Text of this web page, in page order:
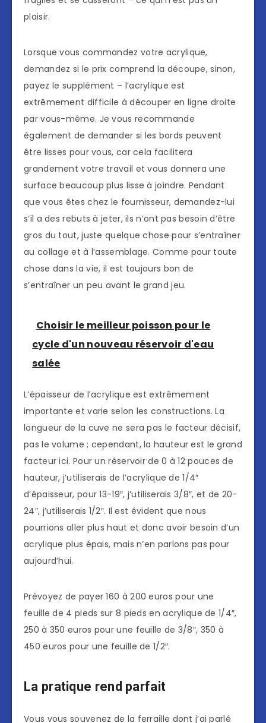
plaisir.
Lorsque vous commandez votre acrylique,
demandez si le prix comprend la découpe, sinon,
payez le supplément – l’acrylique est
extrêmement difficile à découper en ligne droite
par vous-même. Je vous recommande
également de demander si les bords peuvent
être lisses pour vous, car cela facilitera
grandement votre travail et vous donnera une
surface beaucoup plus lisse à joindre. Pendant
que vous êtes chez le fournisseur, demandez-lui
s’il a des rebuts à jeter, ils n’ont pas besoin d’être
gros du tout, juste quelque chose pour s’entraîner
au collage et à l’assemblage. Comme pour toute
chose dans la vie, il est toujours bon de
s’entraîner un peu avant le grand jeu.
Choisir le meilleur poisson pour le
cycle d'un nouveau réservoir d'eau
salée
L’épaisseur de l’acrylique est extrêmement
importante et varie selon les constructions. La
longueur de la cuve ne sera pas le facteur décisif,
pas le volume ; cependant, la hauteur est le grand
facteur ici. Pour un réservoir de 0 à 12 pouces de
hauteur, j’utiliserais de l’acrylique de 1/4″
d’épaisseur, pour 13-19″, j’utiliserais 3/8″, et de 20-
24″, j’utiliserais 1/2″. Il est évident que nous
pourrions aller plus haut et donc avoir besoin d’un
acrylique plus épais, mais n’en parlons pas pour
aujourd’hui.
Prévoyez de payer 160 à 200 euros pour une
feuille de 4 pieds sur 8 pieds en acrylique de 1/4″,
250 à 350 euros pour une feuille de 3/8″, 350 à
450 euros pour une feuille de 1/2″.
La pratique rend parfait
Vous vous souvenez de la ferraille dont j’ai parlé